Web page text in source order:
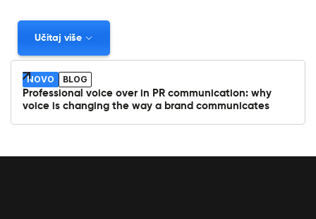
Učitaj više
NOVO
BLOG
Professional voice over in PR communication: why
voice is changing the way a brand communicates